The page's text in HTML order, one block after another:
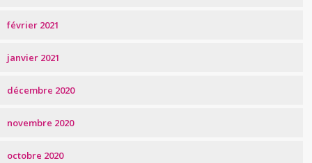
février 2021
janvier 2021
décembre 2020
novembre 2020
octobre 2020